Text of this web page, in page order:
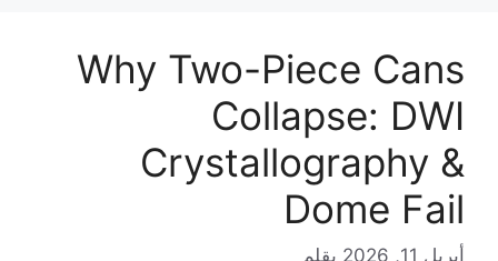
Why Two-Piece Cans
Collapse: DWI
Crystallography &
Dome Fail
أبريل 11, 2026
بقلم